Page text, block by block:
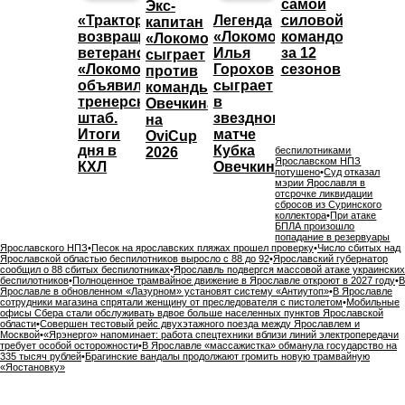
«Трактор»
возвращает
ветеранов,
«Локомотив»
объявил
тренерский
штаб.
Итоги
дня в
КХЛ
Экс-
капитан
«Локомотива»
сыграет
против
команды
Овечкина
на
OviCup
2026
Легенда
«Локомотива»
Илья
Горохов
сыграет
в
звездном
матче
Кубка
Овечкина
самой
силовой
командой
за 12
сезонов
беспилотниками
Ярославском НПЗ
потушено•Суд отказал
мэрии Ярославля в
отсрочке ликвидации
сбросов из Суринского
коллектора•При атаке
БПЛА произошло
попадание в резервуары
Ярославского НПЗ•Песок на ярославских пляжах прошел проверку•Число сбитых над
Ярославской областью беспилотников выросло с 88 до 92•Ярославский губернатор
сообщил о 88 сбитых беспилотниках•Ярославль подвергся массовой атаке украинских
беспилотников•Полноценное трамвайное движение в Ярославле откроют в 2027 году•В
Ярославле в обновленном «Лазурном» установят систему «Антиутоп»•В Ярославле
сотрудники магазина спрятали женщину от преследователя с пистолетом•Мобильные
офисы Сбера стали обслуживать вдвое больше населенных пунктов Ярославской
области•Совершен тестовый рейс двухэтажного поезда между Ярославлем и
Москвой•«Ярэнерго» напоминает: работа спецтехники вблизи линий электропередачи
требует особой осторожности•В Ярославле «массажистка» обманула государство на
335 тысяч рублей•Брагинские вандалы продолжают громить новую трамвайную
«Яостановку»